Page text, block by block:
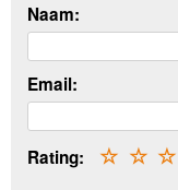
Naam:
Email:
Rating: ☆
☆
☆